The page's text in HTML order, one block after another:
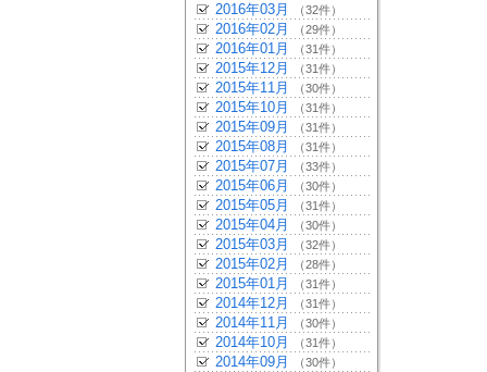
2016年03月 （32件）
2016年02月 （29件）
2016年01月 （31件）
2015年12月 （31件）
2015年11月 （30件）
2015年10月 （31件）
2015年09月 （31件）
2015年08月 （31件）
2015年07月 （33件）
2015年06月 （30件）
2015年05月 （31件）
2015年04月 （30件）
2015年03月 （32件）
2015年02月 （28件）
2015年01月 （31件）
2014年12月 （31件）
2014年11月 （30件）
2014年10月 （31件）
2014年09月 （30件）